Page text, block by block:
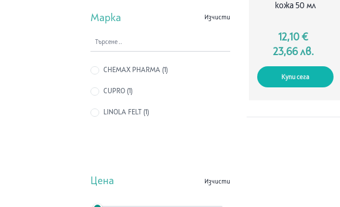
Сърбеж и обрив
Памет и концентрация
Противовирусни
Съдови заболявания
Ендокринни заболявания
Лекарства по лекарско
Марка Изчисти
CHEMAX PHARMA (1)
CUPRO (1)
LINOLA FELT (1)
Цена Изчисти
кожа 50 мл
12,10 €
23,66 лв.
Купи сега